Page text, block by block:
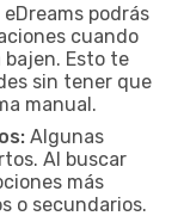
eDreams podrás
cuando
bajen. Esto te
sin tener que
manual.
Algunas
Al buscar
más
o secundarios.